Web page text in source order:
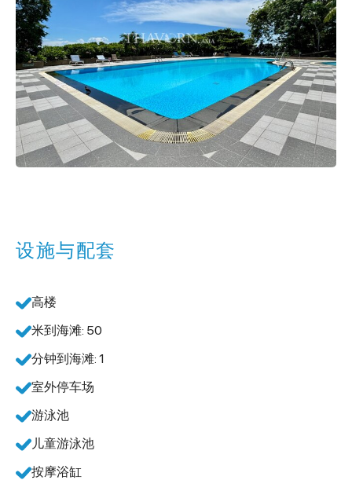
设施与配套
高楼
米到海滩: 50
分钟到海滩: 1
室外停车场
游泳池
儿童游泳池
按摩浴缸